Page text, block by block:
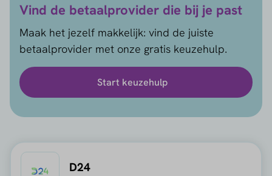
Vind de betaalprovider die bij je past
Maak het jezelf makkelijk: vind de juiste
betaalprovider met onze gratis keuzehulp.
Start keuzehulp
D24